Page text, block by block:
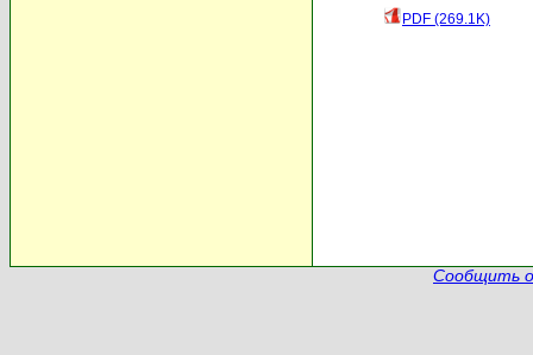
PDF (269.1K)
Сообщить о